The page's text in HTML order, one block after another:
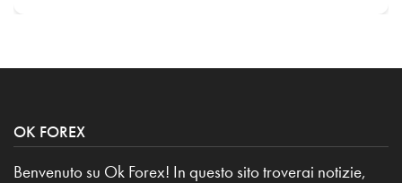
OK FOREX
Benvenuto su Ok Forex! In questo sito troverai notizie,